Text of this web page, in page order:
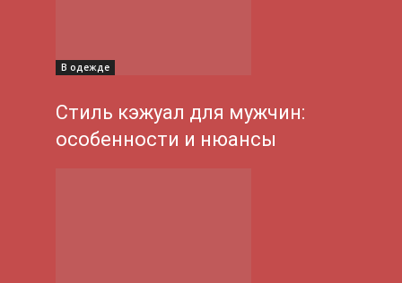
В одежде
Стиль кэжуал для мужчин:
особенности и нюансы